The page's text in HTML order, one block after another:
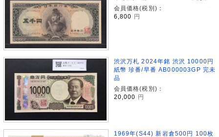
会員価格(税別)：
6,800 円
渋沢万札 2024年銘 渋沢 10000円
紙幣 珍番/早番 AB000003GP 完未
品
会員価格(税別)：
20,000 円
1969年(S44) 新岩倉500円 100枚